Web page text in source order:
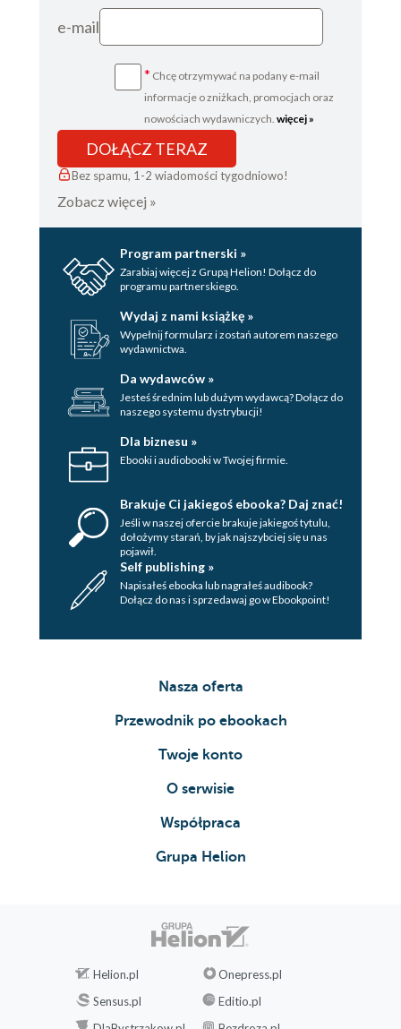
e-mail
* Chcę otrzymywać na podany e-mail
informacje o zniżkach, promocjach oraz
nowościach wydawniczych. więcej »
DOŁĄCZ TERAZ
Bez spamu, 1-2 wiadomości tygodniowo!
Zobacz więcej »
Program partnerski »
Zarabiaj więcej z Grupą Helion! Dołącz do
programu partnerskiego.
Wydaj z nami książkę »
Wypełnij formularz i zostań autorem naszego
wydawnictwa.
Da wydawców »
Jesteś średnim lub dużym wydawcą? Dołącz do
naszego systemu dystrybucji!
Dla biznesu »
Ebooki i audiobooki w Twojej firmie.
Brakuje Ci jakiegoś ebooka? Daj znać!
Jeśli w naszej ofercie brakuje jakiegoś tytulu,
dołożymy starań, by jak najszybciej się u nas
pojawił.
Self publishing »
Napisałeś ebooka lub nagrałeś audibook?
Dołącz do nas i sprzedawaj go w Ebookpoint!
Nasza oferta
Przewodnik po ebookach
Twoje konto
O serwisie
Współpraca
Grupa Helion
Helion.pl
Onepress.pl
Sensus.pl
Editio.pl